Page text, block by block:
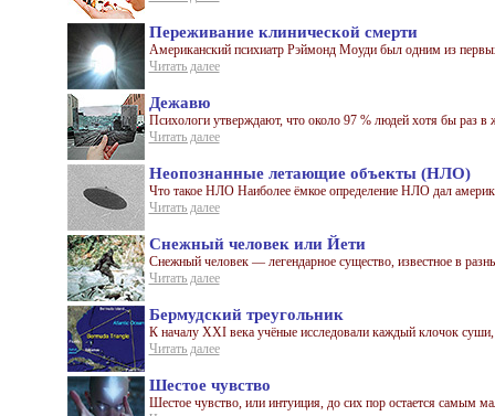
Переживание клинической смерти
Американский психиатр Рэймонд Моуди был одним из
Читать далее
Дежавю
Психологи утверждают, что около 97 % людей хотя бы раз
Читать далее
Неопознанные летающие объекты (НЛО)
Что такое НЛО Наиболее ёмкое определение НЛО дал
Читать далее
Снежный человек или Йети
Снежный человек — легендарное существо, известное в
Читать далее
Бермудский треугольник
К началу XXI века учёные исследовали каждый клочок
Читать далее
Шестое чувство
Шестое чувство, или интуиция, до сих пор остается самым